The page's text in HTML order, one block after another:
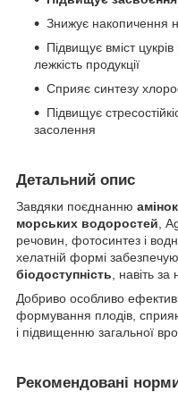
Знижує накопичення
Підвищує вміст
лежкість продукції
Сприяє синтезу
Підвищує
засолення
Детальний опис
Завдяки поєднанню
морських водоростей,
речовин, фотосинтез і
хелатній формі
біодоступність, навіть
Добриво особливо
формування плодів,
і підвищенню загальної
Рекомендовані